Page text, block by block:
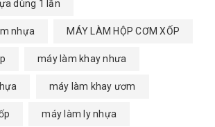
dùng 1 lần
nhựa MÁY LÀM HỘP CƠM XỐP
máy làm khay nhưa
máy làm khay ươm
máy làm ly nhựa